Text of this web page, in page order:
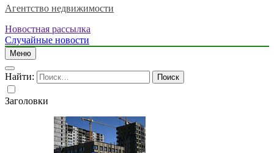
Агентство недвижимости
Новостная рассылка
Случайные новости
Меню
Найти:
Заголовки